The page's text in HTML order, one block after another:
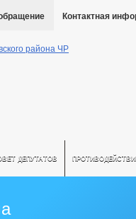
Контактная
ДЕПУТАТОВ